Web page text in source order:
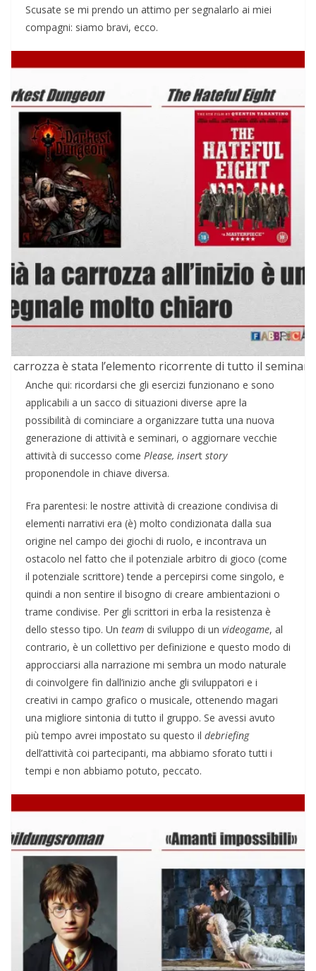
Scusate se mi prendo un attimo per segnalarlo ai miei
compagni: siamo bravi, ecco.
carrozza è stata l’elemento ricorrente di tutto il
Anche qui: ricordarsi che gli esercizi funzionano e sono
applicabili a un sacco di situazioni diverse apre la
possibilità di cominciare a organizzare tutta una nuova
generazione di attività e seminari, o aggiornare vecchie
attività di successo come Please, insert story
proponendole in chiave diversa.
Fra parentesi: le nostre attività di creazione condivisa di
elementi narrativi era (è) molto condizionata dalla sua
origine nel campo dei giochi di ruolo, e incontrava un
ostacolo nel fatto che il potenziale arbitro di gioco (come
il potenziale scrittore) tende a percepirsi come singolo, e
quindi a non sentire il bisogno di creare ambientazioni o
trame condivise. Per gli scrittori in erba la resistenza è
dello stesso tipo. Un team di sviluppo di un videogame, al
contrario, è un collettivo per definizione e questo modo di
approcciarsi alla narrazione mi sembra un modo naturale
di coinvolgere fin dall’inizio anche gli sviluppatori e i
creativi in campo grafico o musicale, ottenendo magari
una migliore sintonia di tutto il gruppo. Se avessi avuto
più tempo avrei impostato su questo il debriefing
dell’attività coi partecipanti, ma abbiamo sforato tutti i
tempi e non abbiamo potuto, peccato.